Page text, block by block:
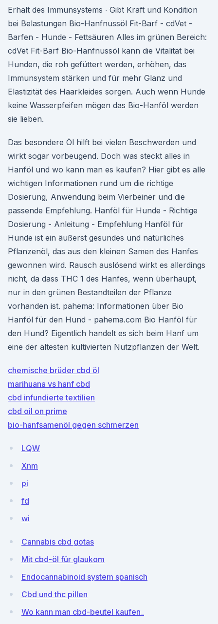
Erhalt des Immunsystems ∙ Gibt Kraft und Kondition
bei Belastungen Bio-Hanfnussöl Fit-Barf - cdVet -
Barfen - Hunde - Fettsäuren Alles im grünen Bereich:
cdVet Fit-Barf Bio-Hanfnussöl kann die Vitalität bei
Hunden, die roh gefüttert werden, erhöhen, das
Immunsystem stärken und für mehr Glanz und
Elastizität des Haarkleides sorgen. Auch wenn Hunde
keine Wasserpfeifen mögen das Bio-Hanföl werden
sie lieben.
Das besondere Öl hilft bei vielen Beschwerden und
wirkt sogar vorbeugend. Doch was steckt alles in
Hanföl und wo kann man es kaufen? Hier gibt es alle
wichtigen Informationen rund um die richtige
Dosierung, Anwendung beim Vierbeiner und die
passende Empfehlung. Hanföl für Hunde - Richtige
Dosierung - Anleitung - Empfehlung Hanföl für
Hunde ist ein äußerst gesundes und natürliches
Pflanzenöl, das aus den kleinen Samen des Hanfes
gewonnen wird. Rausch auslösend wirkt es allerdings
nicht, da dass THC 1 des Hanfes, wenn überhaupt,
nur in den grünen Bestandteilen der Pflanze
vorhanden ist. pahema: Informationen über Bio
Hanföl für den Hund - pahema.com Bio Hanföl für
den Hund? Eigentlich handelt es sich beim Hanf um
eine der ältesten kultivierten Nutzpflanzen der Welt.
chemische brüder cbd öl
marihuana vs hanf cbd
cbd infundierte textilien
cbd oil on prime
bio-hanfsamenöl gegen schmerzen
LQW
Xnm
pi
fd
wi
Cannabis cbd gotas
Mit cbd-öl für glaukom
Endocannabinoid system spanisch
Cbd und thc pillen
Wo kann man cbd-beutel kaufen_